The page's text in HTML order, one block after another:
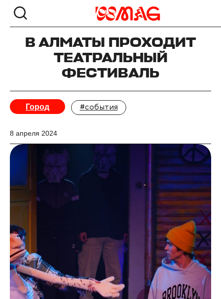
В АЛМАТЫ ПРОХОДИТ
ТЕАТРАЛЬНЫЙ
ФЕСТИВАЛЬ
Город #события
8 апреля 2024